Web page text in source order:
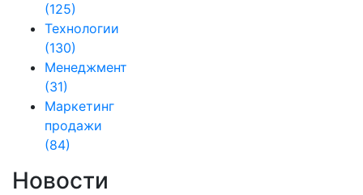
(125)
Технологии
(130)
Менеджмент
(31)
Маркетинг
продажи
(84)
Новости